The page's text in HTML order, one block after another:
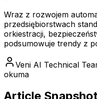
Wraz z rozwojem
przedsiębiorstwach
orkiestracji,
podsumowuje trendy z
Veni AI Technical
okuma
Article